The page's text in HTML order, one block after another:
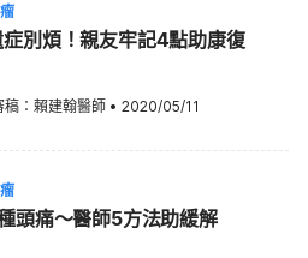
別煩！親友牢記4點助康復
： 賴建翰醫師 • 2020/05/11
頭痛～醫師5方法助緩解